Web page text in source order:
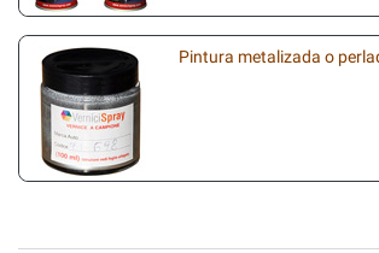
Pintura metalizada o